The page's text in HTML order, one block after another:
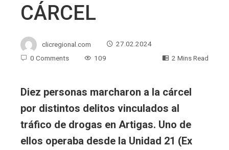
CÁRCEL
clicregional.com
27.02.2024
0 Comments
109 2 Mins Read
Diez personas marcharon a la cárcel
por distintos delitos vinculados al
tráfico de drogas en Artigas. Uno de
ellos operaba desde la Unidad 21 (Ex